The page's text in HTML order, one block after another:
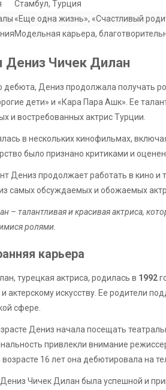
Стамбул, Турция
«Еще одна жизнь», «Счастливый
Модельная карьера,
Дениз Чичек Дилан
дебюта, Дениз продолжала получать
дети» и «Кара Пара Ашк». Ее
и востребованных актрис Турции.
в нескольких кинофильмах,
было признано критиками и
Дениз продолжает работать в кино и
самых обсуждаемых и обожаемых
– талантливая и красивая актриса,
ролями.
карьера
турецкая актриса, родилась в 1992
и актерскому искусству. Ее родители
сфере.
Дениз начала посещать
привлекли внимание
16 лет она дебютировала на
Чичек Дилан была успешной и